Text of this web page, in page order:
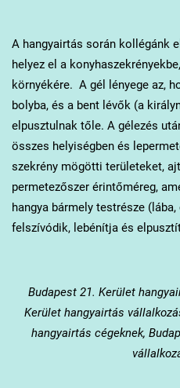
A hangyairtás során kollégánk
helyez el a
környékére. A gél lényege az,
bolyba, és a bent lévők (a
elpusztulnak tőle. A gélezés
összes helyiségben és
szekrény mögötti területeket,
permetezőszer érintőméreg,
hangya bármely testrésze
felszívódik, lebénítja és
Budapest 21. Kerület
Kerület hangyairtás
hangyairtás cégeknek,